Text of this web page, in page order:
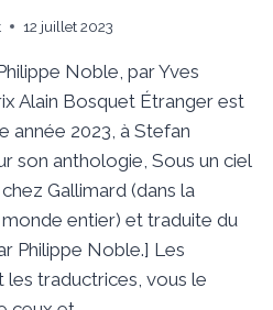
12 juillet 2023
Noble, par Yves
Alain Bosquet Étranger est
année 2023, à Stefan
son anthologie, Sous un ciel
chez Gallimard (dans la
entier) et traduite du
Philippe Noble.] Les
les traductrices, vous le